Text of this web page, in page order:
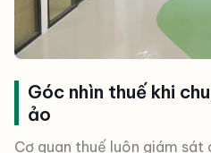
Góc nhìn thuế khi
ảo
Cơ quan thuế luôn giám